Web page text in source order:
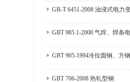
GB-T 6451-2008 油浸式电力
GBT 985.1-2008 气焊、焊条
GBT 905-1994冷拉圆钢、方
GBT 706-2008 热轧型钢